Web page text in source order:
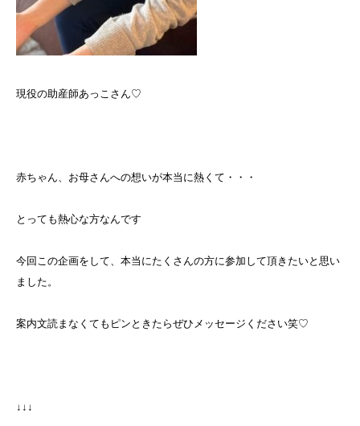
現役の助産師あっこさん♡
赤ちゃん、お母さんへの想いが本当に熱くて・・・
とっても熱心な方なんです
今回この企画をして、本当にたくさんの方に参加して頂きたいと思い
ました。
案内文読まなくてもピンときたらぜひメッセージください笑♡
↓↓↓